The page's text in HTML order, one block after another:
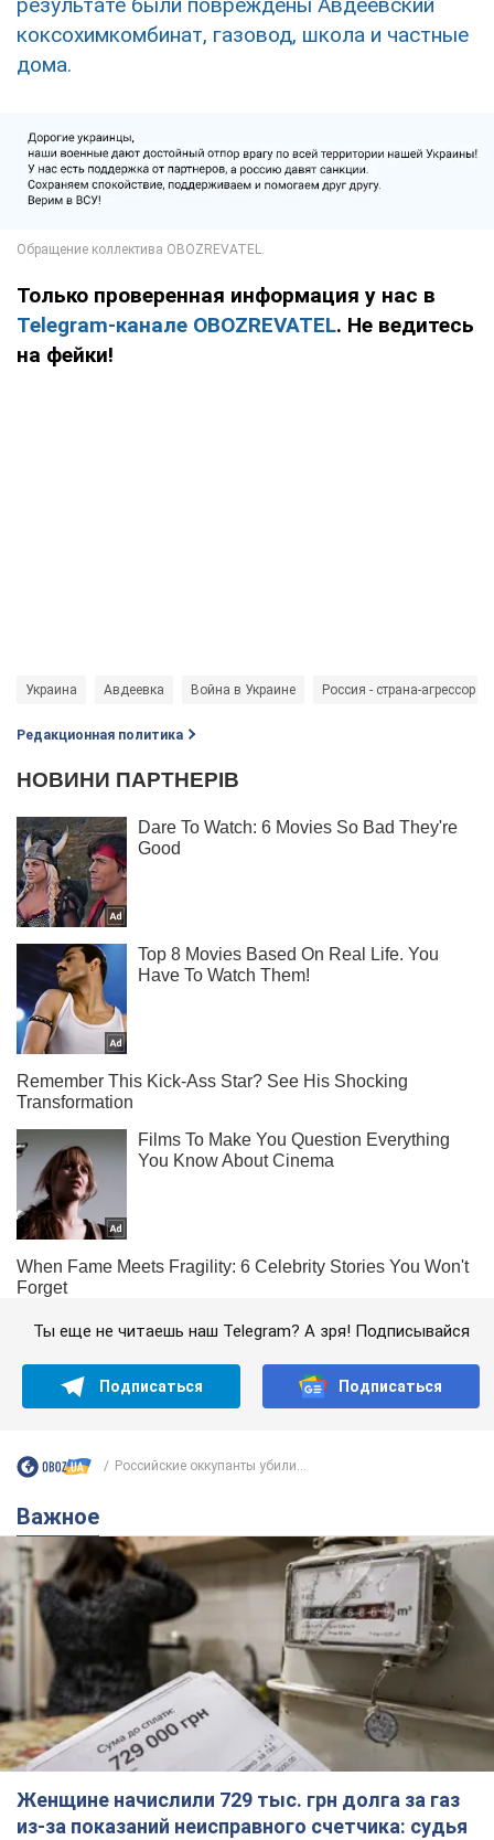
коксохимкомбинат, газовод, школа и частные
дома.
Только проверенная информация у нас в
Telegram-канале OBOZREVATEL. Не ведитесь
на фейки!
Украина Авдеевка Война в Украине Россия - страна-агрессор
Редакционная политика
Ты еще не читаешь наш Telegram? А зря! Подписывайся
Подписаться Подписаться
Российские оккупанты убили...
Важное
Женщине начислили 729 тыс. грн долга за газ
из-за показаний неисправного счетчика: судья